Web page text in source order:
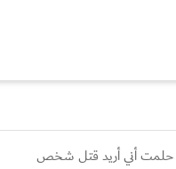
حلمت أني أريد قتل شخص